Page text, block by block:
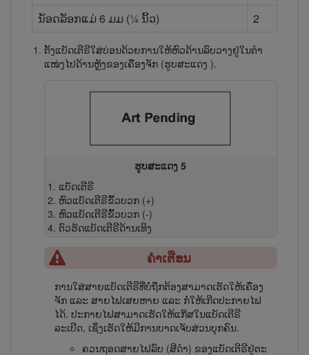
ນັອດລັອກແມ່ 6 ມມ (¼ ນິ້ວ)
2
ຕັ້ງ​ແບັດ​ເຕີ​ຣີ​ໃສ່​ບ່ອນ​ດ້ວຍ​ການ​ໃຫ້​ຫົວ​ດ້ານ​ລົບ​ວາງ​ຢູ່​ໃນ​ຕຳ​
ແໜ່ງ​ໄປ​ດ້ານ​ຫຼັງ​ຂອງ​ເຄື່ອງ​ຈັກ (ຮູບສະແດງ ).
ຮູບສະແດງ 5
ແບັດເຕີຣີ
ຫົວ​ແບັດ​ເຕີ​ຣີ​ຂົ້ວບວກ (+)
ຫົວ​ແບັດ​ເຕີ​ຣີ​ຂົ້ວບວກ (-)
ຕົວ​ຮັດ​ແບັດ​ເຕີ​ຣີ​ດ້ານ​ເທິງ
ຄຳເຕືອນ
ການ​ໃສ່​ສາຍ​ແບັດ​ເຕີ​ຣີທີ່ບໍ່ຖືກຕ້ອງສາມາດເຮັດ​ໃຫ້​ເຄື່ອງ​
ຈັກ ແລະ ສາຍ​ໄຟ​ເສຍ​ຫາຍ ແລະ ກໍ່ໃຫ້ເກີດປະກາຍໄຟ
ໄດ້. ປະກາຍໄຟສາມາດເຮັດໃຫ້ແກ໊ສ​ໃນແບັດ​ເຕີ​ຣີ
ລະເບີດ, ເຊິ່ງເຮັດໃຫ້ມີການບາດເຈັບສ່ວນບຸກຄົນ.
ຄວນຖອດສາຍໄຟລົບ (ສີດຳ) ຂອງ​ແບັດ​ເຕີ​ຣີ​ຢູ່​ຕະ​